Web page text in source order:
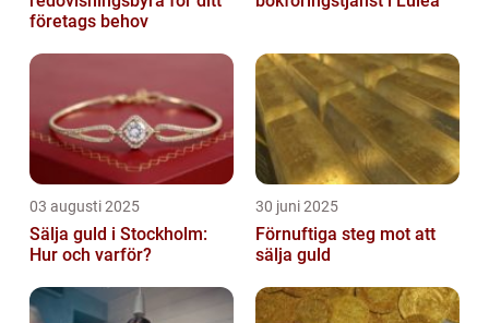
företags behov
03 augusti 2025
Sälja guld i Stockholm:
Hur och varför?
30 juni 2025
Förnuftiga steg mot att
sälja guld